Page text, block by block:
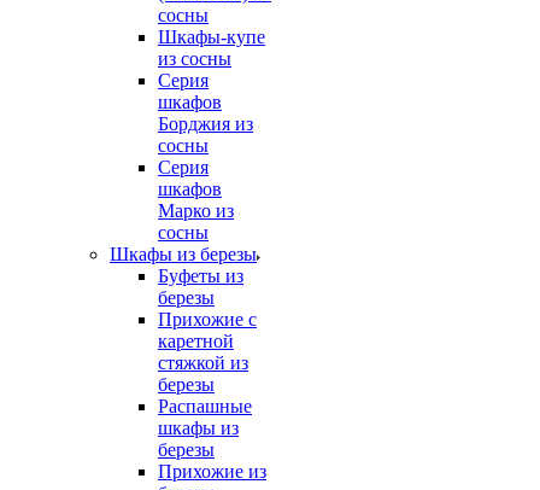
сосны
Шкафы-купе
из сосны
Серия
шкафов
Борджия из
сосны
Серия
шкафов
Марко из
сосны
Шкафы из березы
Буфеты из
березы
Прихожие с
каретной
стяжкой из
березы
Распашные
шкафы из
березы
Прихожие из